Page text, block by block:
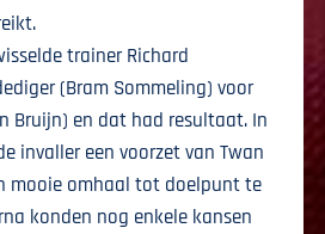
trainer Richard
(Bram Sommeling) voor
Bruijn) en dat had resultaat. In
invaller een voorzet van Twan
mooie omhaal tot doelpunt te
konden nog enkele kansen